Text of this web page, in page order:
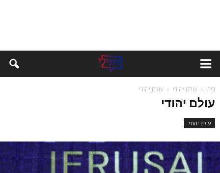
בית עולם יהודי עולם יהודי
עולם יהודי
עולם יהודי